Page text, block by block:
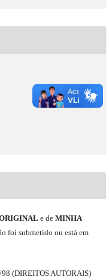
ede MINHA
foi submetido ou está em
/98 (DIREITOS AUTORAIS)